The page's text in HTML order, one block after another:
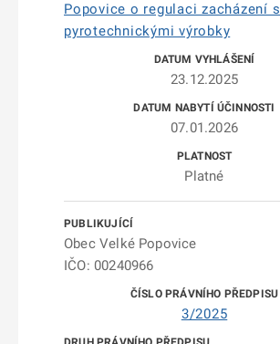
Popovice o regulaci zacházení s
pyrotechnickými výrobky
23.12.2025
07.01.2026
Platné
Obec Velké Popovice
IČO: 00240966
3/2025